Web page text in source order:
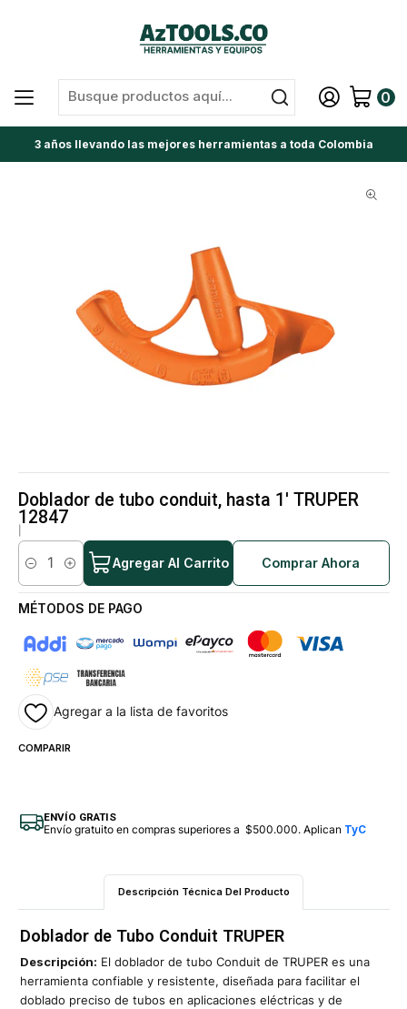
0
3 años llevando las mejores herramientas a toda Colombia
Doblador de tubo conduit, hasta 1' TRUPER
12847
Cantidad
Agregar Al Carrito Comprar Ahora
MÉTODOS DE PAGO
Agregar a la lista de favoritos
COMPARIR
ENVÍO GRATIS
Envío gratuito en compras superiores a $500.000. Aplican TyC
Descripción Técnica Del Producto
Doblador de Tubo Conduit TRUPER
Descripción: El doblador de tubo Conduit de TRUPER es una
herramienta confiable y resistente, diseñada para facilitar el
doblado preciso de tubos en aplicaciones eléctricas y de